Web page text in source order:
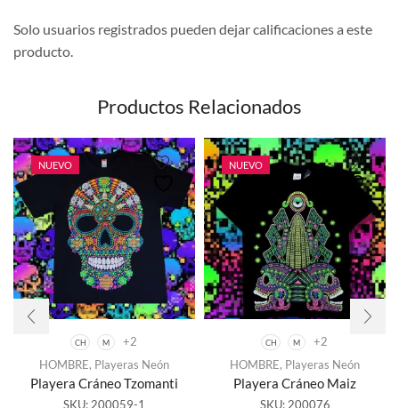
Solo usuarios registrados pueden dejar calificaciones a este
producto.
Productos Relacionados
NUEVO
CH M
+2
HOMBRE, Playeras Neón
Playera Cráneo Tzomanti
SKU: 200059-1
Este
producto
tiene
múltiples
NUEVO
CH M
+2
HOMBRE, Playeras Neón
Playera Cráneo Maiz
SKU: 200076
Este
producto
tiene
múltiples